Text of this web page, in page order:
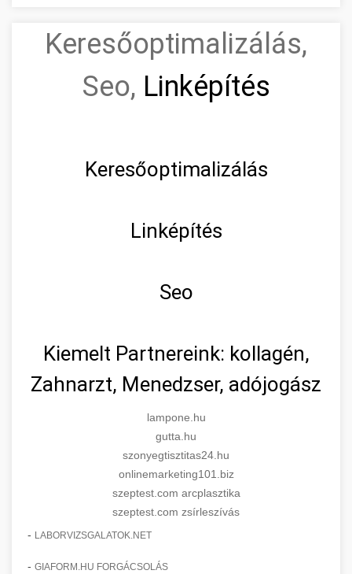
Keresőoptimalizálás,
Seo, Linképítés
Keresőoptimalizálás
Linképítés
Seo
Kiemelt Partnereink: kollagén,
Zahnarzt, Menedzser, adójogász
lampone.hu
gutta.hu
szonyegtisztitas24.hu
onlinemarketing101.biz
szeptest.com arcplasztika
szeptest.com zsírleszívás
- LABORVIZSGALATOK.NET
- GIAFORM.HU FORGÁCSOLÁS